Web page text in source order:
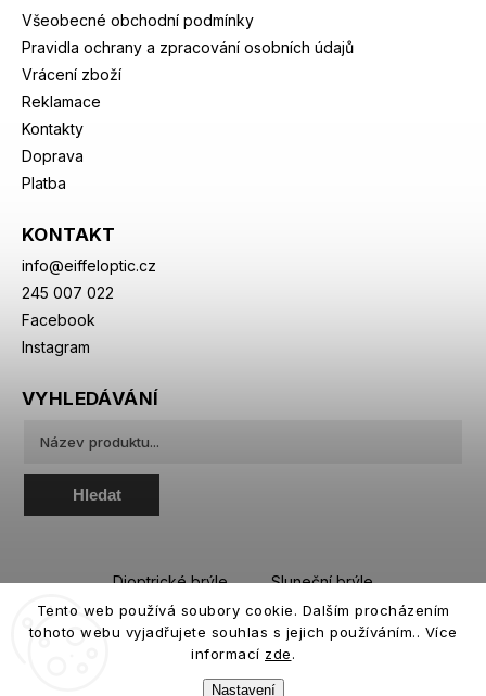
Tento web používá soubory cookie. Dalším procházením
tohoto webu vyjadřujete souhlas s jejich používáním.. Více
informací zde.
Nastavení
Všeobecné obchodní podmínky
Pravidla ochrany a zpracování osobních údajů
Vrácení zboží
Reklamace
Kontakty
Doprava
Platba
KONTAKT
info@eiffeloptic.cz
245 007 022
Facebook
Instagram
VYHLEDÁVÁNÍ
Hledat
Dioptrické brýle
Sluneční brýle
Sportovní brýle
Kontaktní čočky
Roztoky a oční kapky